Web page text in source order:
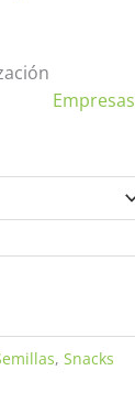
Empresas
,Snacks